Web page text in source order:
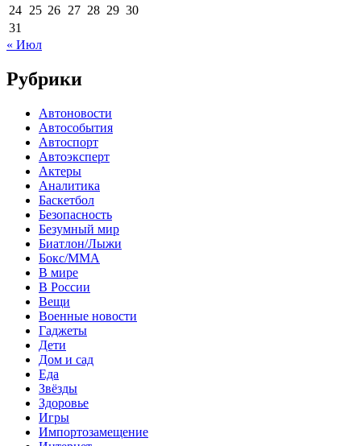
24 25 26 27 28 29 30
31
« Июл
Рубрики
Автоновости
Автособытия
Автоспорт
Автоэксперт
Актеры
Аналитика
Баскетбол
Безопасность
Безумный мир
Биатлон/Лыжи
Бокс/MMA
В мире
В России
Вещи
Военные новости
Гаджеты
Дети
Дом и сад
Еда
Звёзды
Здоровье
Игры
Импортозамещение